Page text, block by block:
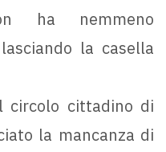
ha nemmeno
la casella
circolo cittadino di
la mancanza di